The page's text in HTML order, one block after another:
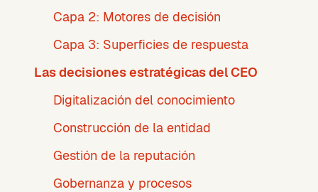
Capa 2: Motores de decisión
Capa 3: Superficies de respuesta
Las decisiones estratégicas del CEO
Digitalización del conocimiento
Construcción de la entidad
Gestión de la reputación
Gobernanza y procesos